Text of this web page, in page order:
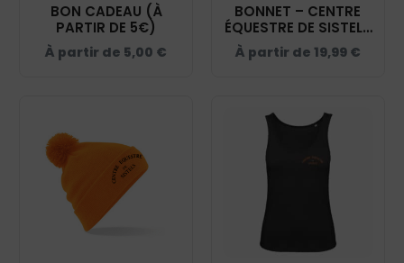
BON CADEAU (À
PARTIR DE 5€)
À partir de 5,00 €
BONNET – CENTRE
ÉQUESTRE DE SISTELS
– ORANGE - BF045
À partir de 19,99 €